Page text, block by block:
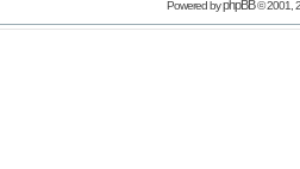
Powered byphpBB© 2001,